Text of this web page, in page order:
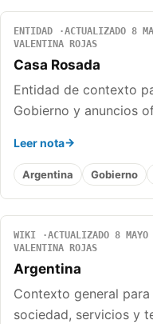
ENTIDAD ACTUALIZADO 8
VALENTINA ROJAS
Casa Rosada
Entidad de contexto
Gobierno y anuncios
Leer nota
Argentina Gobierno
WIKI ACTUALIZADO 8
VALENTINA ROJAS
Argentina
Contexto general
sociedad, servicios y